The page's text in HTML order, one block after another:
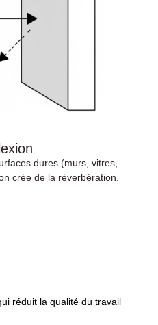
dures (murs, vitres,
crée de la réverbération.
réduit la qualité du travail